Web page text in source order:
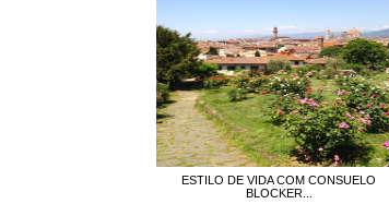
ESTILO DE VIDA COM CONSUELO
BLOCKER...